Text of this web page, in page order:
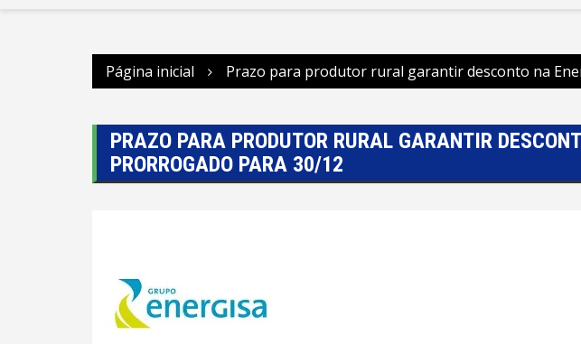
Página inicial Prazo para produtor rural garantir desconto na
PRAZO PARA PRODUTOR RURAL GARANTIR
PRORROGADO PARA 30/12